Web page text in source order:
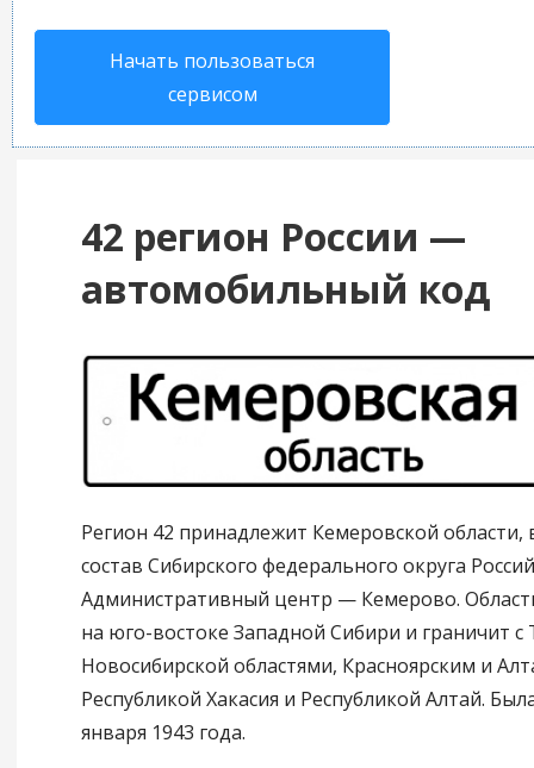
Начать пользоваться
сервисом
42 регион России —
автомобильный код
Регион 42 принадлежит Кемеровской области,
состав Сибирского федерального округа
Административный центр — Кемерово.
на юго-востоке Западной Сибири и граничит с
Новосибирской областями, Красноярским и
Республикой Хакасия и Республикой Алтай.
января 1943 года.